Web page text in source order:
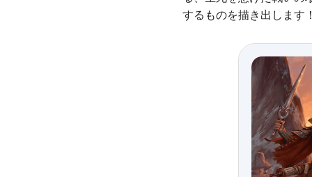
するものを描き出します